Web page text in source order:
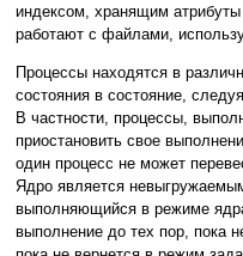
индексом, хранящим
работают с файлами,
Процессы находятся в
состояния в состояние,
В частности, процессы,
приостановить свое
один процесс не может
Ядро является
выполняющийся в режиме
выполнение до тех пор, пока